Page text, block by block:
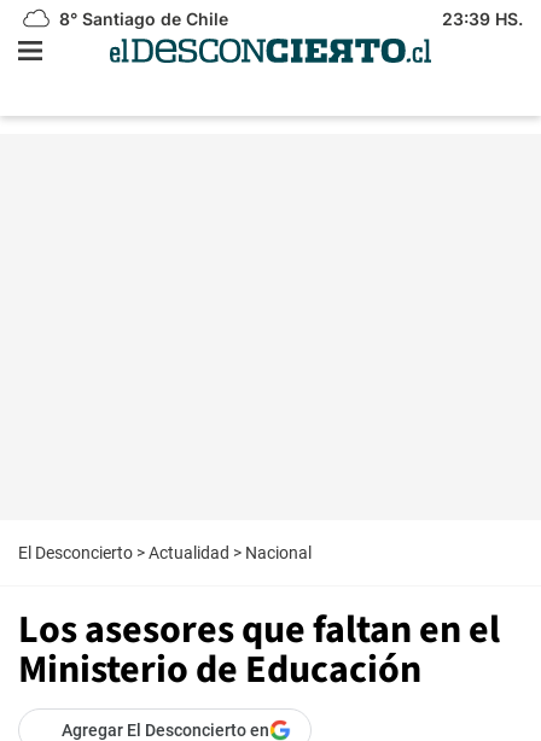
8° Santiago de Chile 23:39 HS.
El Desconcierto >Actualidad > Nacional
Los asesores que faltan en el
Ministerio de Educación
Agregar El Desconcierto en